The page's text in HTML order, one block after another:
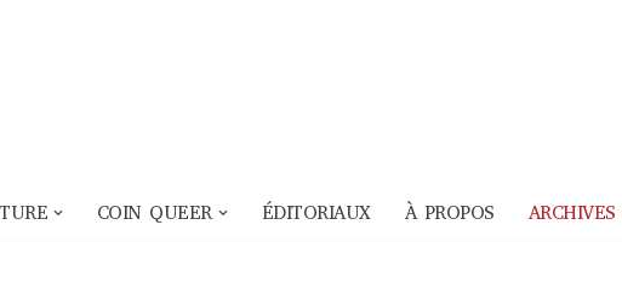
COIN QUEER ÉDITORIAUX À PROPOS ARCHIVES